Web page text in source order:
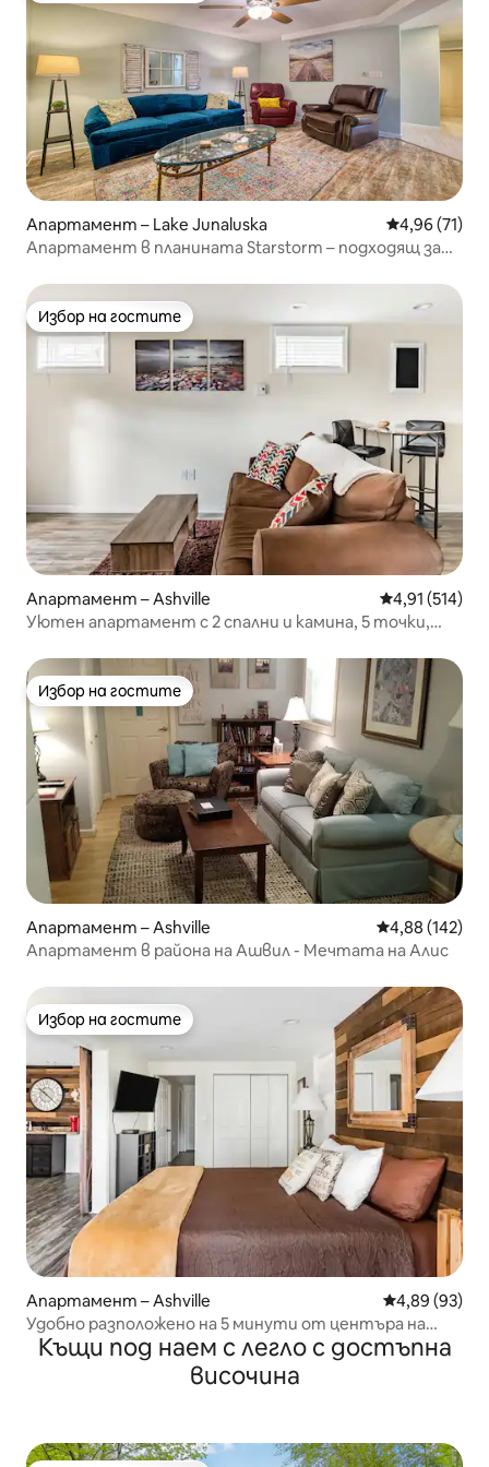
Апартамент – Lake Junaluska Средна
4,96 (71)
Апартамент в планината Starstorm – подходящ за
Избор на гостите
Избор на гостите
Апартамент – Ashville Средна
4,91 (514)
Уютен апартамент с 2 спални и камина, 5 точки,
Избор на гостите
Избор на гостите
Апартамент – Ashville Средна
4,88 (142)
Апартамент в района на Ашвил - Мечтата на Алис
Избор на гостите
Избор на гостите
Апартамент – Ashville Средна
4,89 (93)
Удобно разположено на 5 минути от центъра на
града
Къщи под наем с легло с достъпна
височина